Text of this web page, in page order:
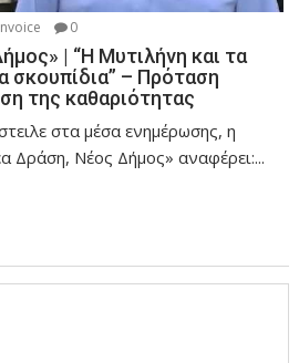
0
| “Η Μυτιλήνη και τα
σκουπίδια” – Πρόταση
της καθαριότητας
στα μέσα ενημέρωσης, η
Δράση, Νέος Δήμος» αναφέρει:...